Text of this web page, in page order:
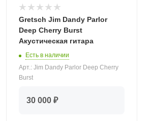
Gretsch Jim Dandy Parlor
Deep Cherry Burst
Акустическая гитара
Есть в наличии
Арт.: Jim Dandy Parlor Deep Cherry
Burst
30 000 ₽